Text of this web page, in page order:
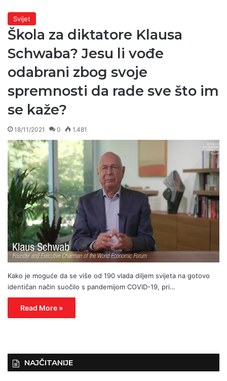
Svijet
Škola za diktatore Klausa
Schwaba? Jesu li vođe
odabrani zbog svoje
spremnosti da rade sve što im
se kaže?
18/11/2021 0 1.481
Kako je moguće da se više od 190 vlada diljem svijeta na gotovo
identičan način suočilo s pandemijom COVID-19, pri…
Read More »
NAJČITANIJE